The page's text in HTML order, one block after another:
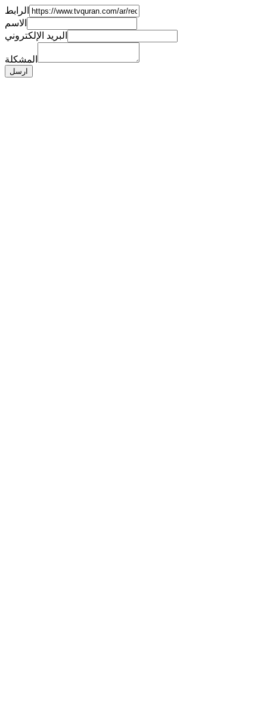
الرابط
الاسم
البريد الإلكتروني
المشكلة
ارسل